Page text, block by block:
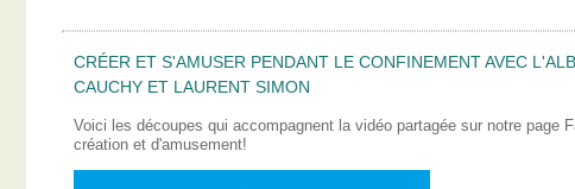
CRÉER ET S'AMUSER PENDANT LE CONFINEMENT AVEC
CAUCHY ET LAURENT SIMON
Voici les découpes qui accompagnent la vidéo partagée sur notre page
création et d'amusement!